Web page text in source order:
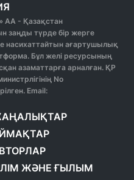
АА - Қазақстан
заңды түрде бір жерге
насихаттайтын ағартушылық
Бұл желі ресурсының
азаматтарға арналған. ҚР
No
Email:
ЖӘНЕ ҒЫЛЫМ